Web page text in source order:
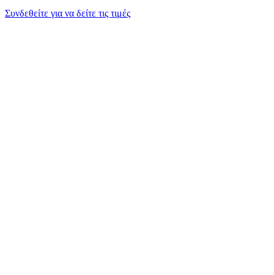
Συνδεθείτε για να δείτε τις τιμές